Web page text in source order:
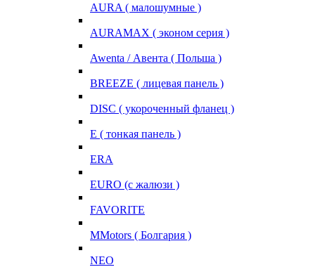
AURA ( малошумные )
AURAMAX ( эконом серия )
Awenta / Авента ( Польша )
BREEZE ( лицевая панель )
DISC ( укороченный фланец )
E ( тонкая панель )
ERA
EURO (с жалюзи )
FAVORITE
MMotors ( Болгария )
NEO